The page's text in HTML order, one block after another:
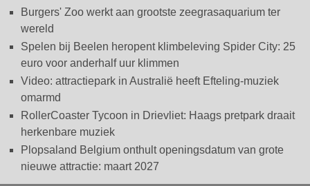
Burgers' Zoo werkt aan grootste zeegrasaquarium ter
wereld
Spelen bij Beelen heropent klimbeleving Spider City: 25
euro voor anderhalf uur klimmen
Video: attractiepark in Australië heeft Efteling-muziek
omarmd
RollerCoaster Tycoon in Drievliet: Haags pretpark draait
herkenbare muziek
Plopsaland Belgium onthult openingsdatum van grote
nieuwe attractie: maart 2027